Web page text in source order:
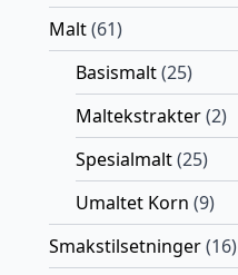
Malt(61)
Basismalt(25)
Maltekstrakter(2)
Spesialmalt(25)
Umaltet Korn (9)
Smakstilsetninger(16)